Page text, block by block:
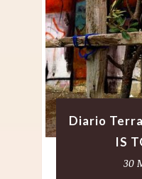
Diario
IS
30